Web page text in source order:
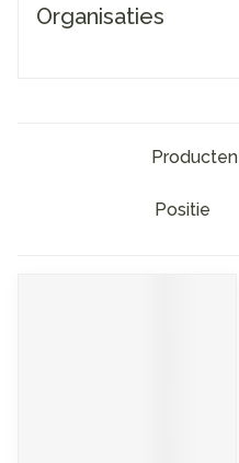
Organisaties
Producten
Sorteer op: